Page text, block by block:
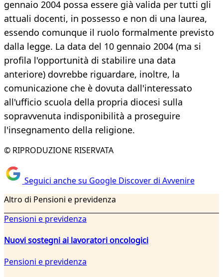
gennaio 2004 possa essere già valida per tutti gli
attuali docenti, in possesso e non di una laurea,
essendo comunque il ruolo formalmente previsto
dalla legge. La data del 10 gennaio 2004 (ma si
profila l'opportunità di stabilire una data
anteriore) dovrebbe riguardare, inoltre, la
comunicazione che è dovuta dall'interessato
all'ufficio scuola della propria diocesi sulla
sopravvenuta indisponibilità a proseguire
l'insegnamento della religione.
© RIPRODUZIONE RISERVATA
Seguici anche su Google Discover di Avvenire
Altro di Pensioni e previdenza
Pensioni e previdenza
Nuovi sostegni ai lavoratori oncologici
Pensioni e previdenza